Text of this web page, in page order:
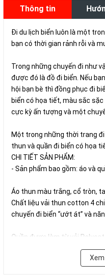
Thông tin
sản phẩm
Đi du lịch biển luôn là một
bạn có thời gian rảnh rỗi và
Trong những chuyến đi như
được đó là đồ đi biển. Nếu
hội bạn bè thì đồng phục đi
biển có họa tiết, màu sắc
cực kỳ ấn tượng và một
Một trong những thời trang
thun và quần đi biển có họa
CHI TIẾT SẢN PHẨM:
- Sản phẩm bao gồm: áo và
Áo thun màu trắng, cổ tròn,
Chất liệu vải thun cotton 4
chuyến đi biển “ướt át” và
Quần được làm từ vải
khô và thoáng khí tốt tạo
Spandex được pha thêm